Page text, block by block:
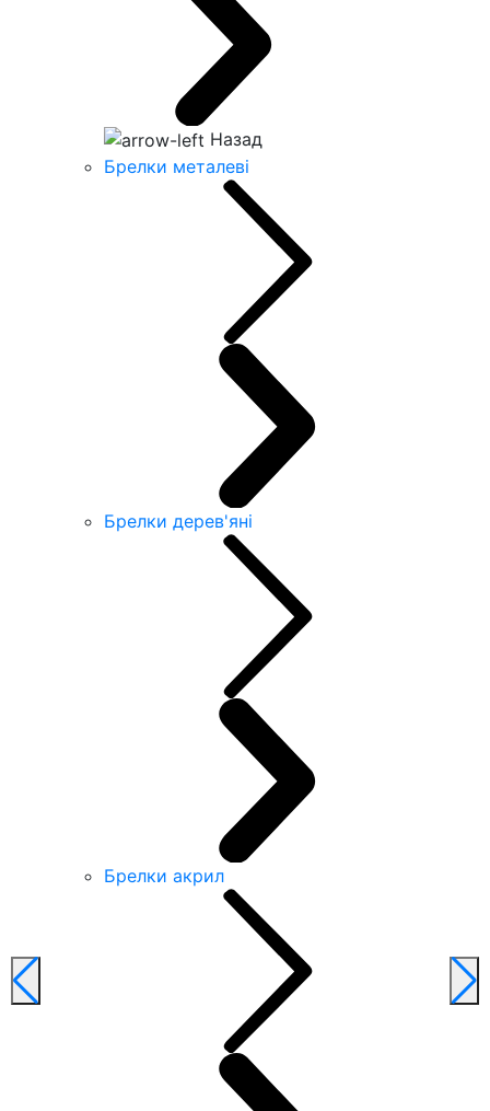
Назад
Брелки металеві
Брелки дерев'яні
Брелки акрил